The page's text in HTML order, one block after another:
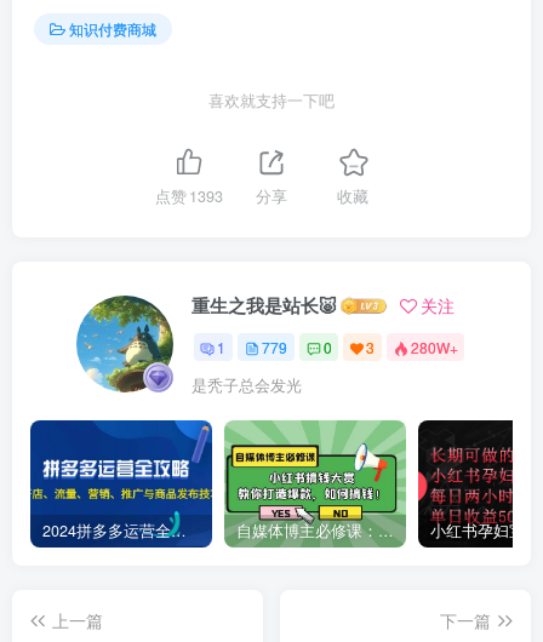
知识付费商城
喜欢就支持一下吧
点赞1393 分享 收藏
重生之我是站长🐷 关注
1 779 0 3 280W+
是秃子总会发光
2024拼多多运营全攻略：开店、流量、营销、推广与商品发布技巧（无水印） 自媒体博主必修课：小红书搞钱大赏，教你打造爆款，如何搞钱（11节课）
上一篇
下一篇